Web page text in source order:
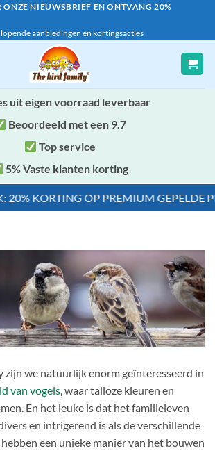
ONZE NIEUWSBRIEF EN ONTVANG 20%
aanbiedingen en kortingsacties
uit eigen voorraad leverbaar
Beoordeeld met een 9.7
Top service
5% Vaste klanten korting
KORTING OP PREMIUM GEPELDE
zijn we natuurlijk enorm geïnteresseerd in
van vogels, waar talloze kleuren en
En het leuke is dat het familieleven
en intrigerend is als de verschillende
hebben een unieke manier van het bouwen